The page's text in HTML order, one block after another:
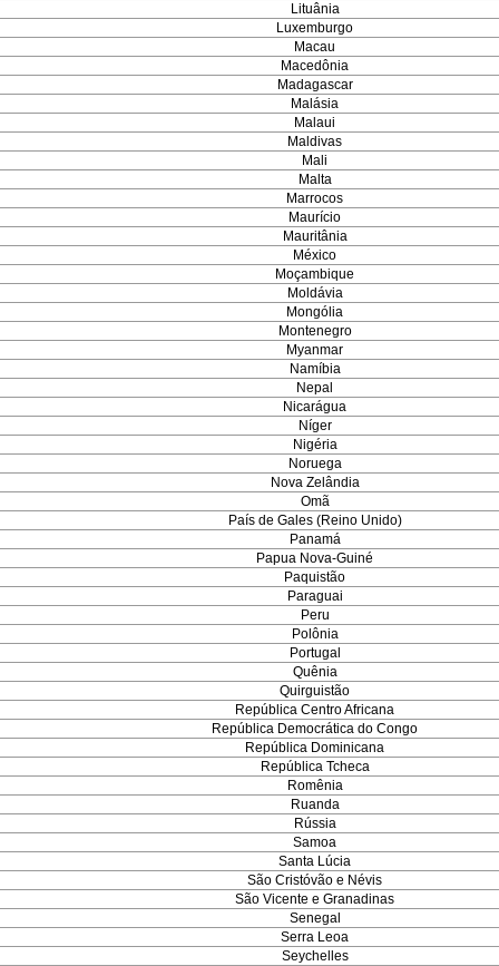
Lituânia
Luxemburgo
Macau
Macedônia
Madagascar
Malásia
Malaui
Maldivas
Mali
Malta
Marrocos
Maurício
Mauritânia
México
Moçambique
Moldávia
Mongólia
Montenegro
Myanmar
Namíbia
Nepal
Nicarágua
Níger
Nigéria
Noruega
Nova Zelândia
Omã
País de Gales (Reino Unido)
Panamá
Papua Nova-Guiné
Paquistão
Paraguai
Peru
Polônia
Portugal
Quênia
Quirguistão
República Centro Africana
República Democrática do Congo
República Dominicana
República Tcheca
Romênia
Ruanda
Rússia
Samoa
Santa Lúcia
São Cristóvão e Névis
São Vicente e Granadinas
Senegal
Serra Leoa
Seychelles